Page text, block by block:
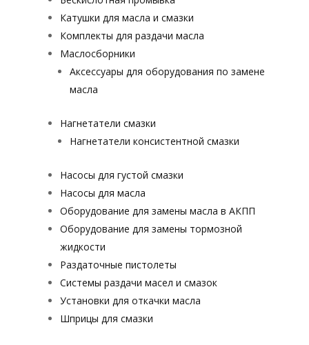
Катушки для масла и смазки
Комплекты для раздачи масла
Маслосборники
Аксессуары для оборудования по замене
масла
Нагнетатели смазки
Нагнетатели консистентной смазки
Насосы для густой смазки
Насосы для масла
Оборудование для замены масла в АКПП
Оборудование для замены тормозной
жидкости
Раздаточные пистолеты
Системы раздачи масел и смазок
Установки для откачки масла
Шприцы для смазки